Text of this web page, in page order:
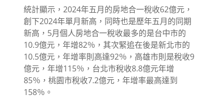
統計顯示，2024年五月的房地合一稅收62億元，
創下2024年單月新高，同時也是歷年五月的同期
新高，5月個人房地合一稅收最多的是台中市的
10.9億元，年增82％，其次緊追在後是新北市的
10.5億元，年增率則高達92％，高雄市則是稅收9
億元，年增115％，台北市稅收8.8億元年增
85％，桃園市稅收7.2億元，年增率最高達到
158％。